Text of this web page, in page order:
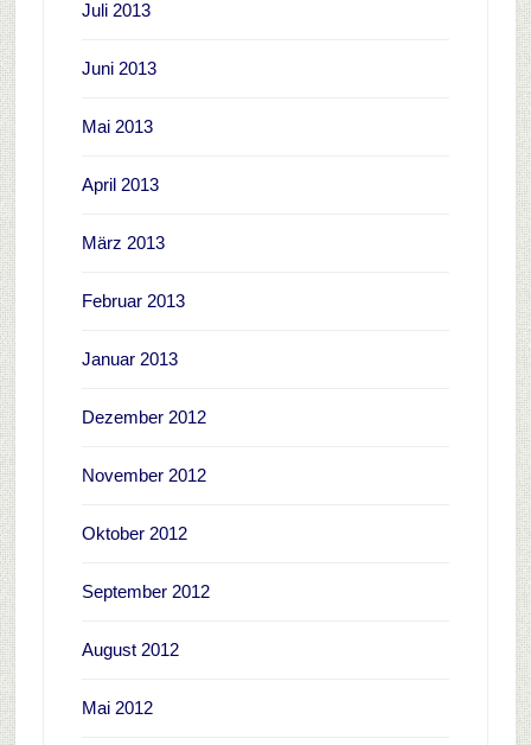
Juli 2013
Juni 2013
Mai 2013
April 2013
März 2013
Februar 2013
Januar 2013
Dezember 2012
November 2012
Oktober 2012
September 2012
August 2012
Mai 2012